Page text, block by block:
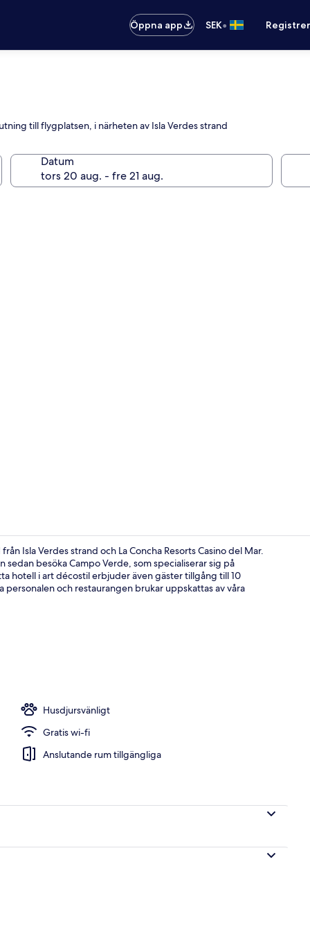
Öppna app
SEK•
till flygplatsen, i närheten av Isla Verdes strand
Datum
Isla Verdes strand och La Concha Resorts Casino del Mar.
besöka Campo Verde, som specialiserar sig på
hotell i art décostil erbjuder även gäster tillgång till 10
och restaurangen brukar uppskattas av våra
Husdjursvänligt
Gratis wi-fi
Anslutande rum tillgängliga